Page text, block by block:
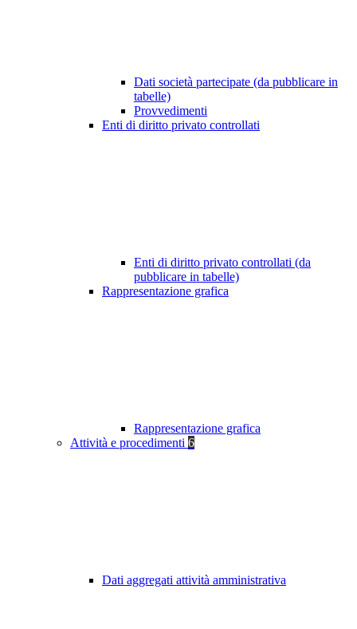
Dati società partecipate (da pubblicare in
tabelle)
Provvedimenti
Enti di diritto privato controllati
Enti di diritto privato controllati (da
pubblicare in tabelle)
Rappresentazione grafica
Rappresentazione grafica
Attività e procedimenti 6
Dati aggregati attività amministrativa